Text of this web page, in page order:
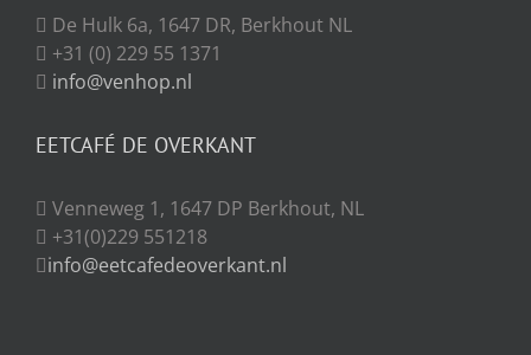
De Hulk 6a, 1647 DR, Berkhout NL
+31 (0) 229 55 1371
info@venhop.nl
EETCAFÉ DE OVERKANT
Venneweg 1, 1647 DP Berkhout, NL
+31(0)229 551218
info@eetcafedeoverkant.nl